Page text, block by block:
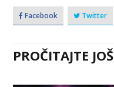
Facebook Twitter
PROČITAJTE JOŠ